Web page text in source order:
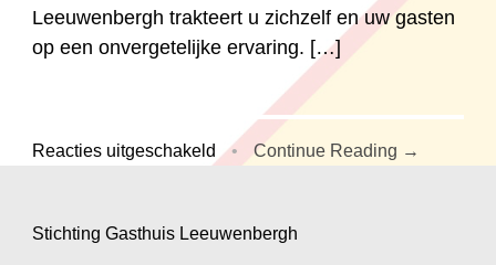
Leeuwenbergh trakteert u zichzelf en uw gasten
op een onvergetelijke ervaring. […]
Reacties uitgeschakeld voor
• Continue Reading →
Stichting Gasthuis Leeuwenbergh